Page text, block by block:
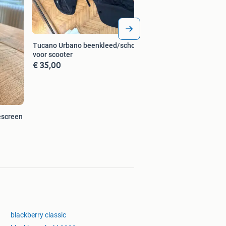
Tucano Urbano beenkleed/schort
voor scooter
€ 35,00
blackberry classic